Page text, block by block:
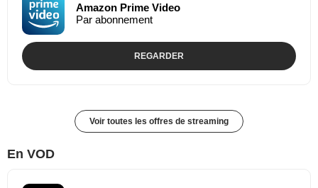
Amazon Prime Video
Par abonnement
REGARDER
Voir toutes les offres de streaming
En VOD